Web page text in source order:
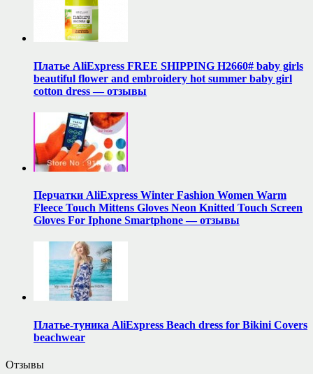
Платье AliExpress FREE SHIPPING H2660# baby girls
beautiful flower and embroidery hot summer baby girl
cotton dress — отзывы
Перчатки AliExpress Winter Fashion Women Warm
Fleece Touch Mittens Gloves Neon Knitted Touch Screen
Gloves For Iphone Smartphone — отзывы
Платье-туника AliExpress Beach dress for Bikini Covers
beachwear
Отзывы